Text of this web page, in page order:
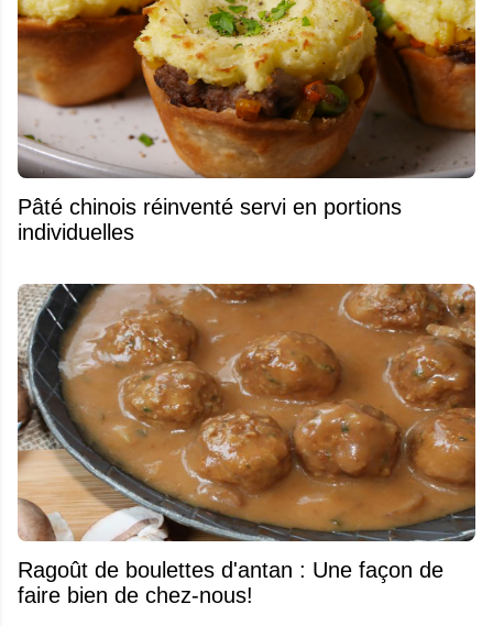
Pâté chinois réinventé servi en portions
individuelles
Ragoût de boulettes d'antan : Une façon de
faire bien de chez-nous!